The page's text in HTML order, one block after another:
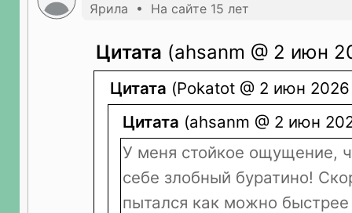
Ярила • На сайте 15 лет
Цитата (ahsanm @ 2 июн
Цитата (Pokatot @ 2 июн
Цитата (ahsanm @ 2 июн
У меня стойкое ощущение,
себе злобный буратино!
пытался как можно быстрее